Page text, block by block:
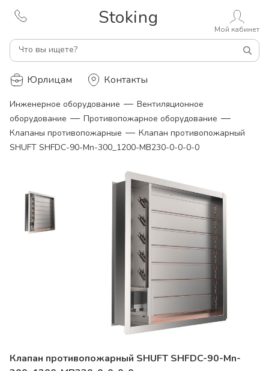
Stoking
Что вы ищете?
Мой кабинет
Юрлицам Контакты
Инженерное оборудование — Вентиляционное
оборудование — Противопожарное оборудование —
Клапаны противопожарные — Клапан противопожарный
SHUFT SHFDC-90-Mn-300_1200-MB230-0-0-0-0
Клапан противопожарный SHUFT SHFDC-90-Mn-